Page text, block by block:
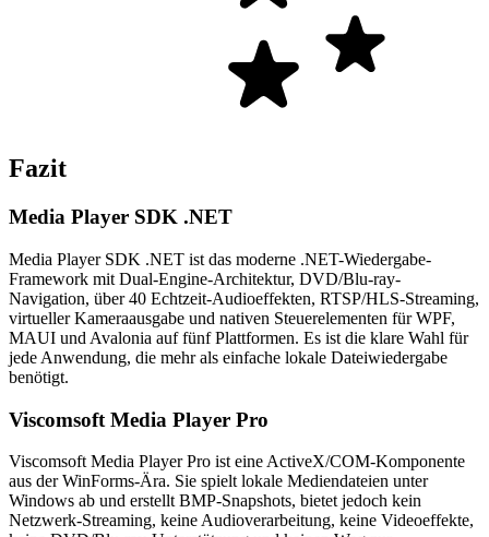
Fazit
Media Player SDK .NET
Media Player SDK .NET ist das moderne .NET-Wiedergabe-
Framework mit Dual-Engine-Architektur, DVD/Blu-ray-
Navigation, über 40 Echtzeit-Audioeffekten, RTSP/HLS-Streaming,
virtueller Kameraausgabe und nativen Steuerelementen für WPF,
MAUI und Avalonia auf fünf Plattformen. Es ist die klare Wahl für
jede Anwendung, die mehr als einfache lokale Dateiwiedergabe
benötigt.
Viscomsoft Media Player Pro
Viscomsoft Media Player Pro ist eine ActiveX/COM-Komponente
aus der WinForms-Ära. Sie spielt lokale Mediendateien unter
Windows ab und erstellt BMP-Snapshots, bietet jedoch kein
Netzwerk-Streaming, keine Audioverarbeitung, keine Videoeffekte,